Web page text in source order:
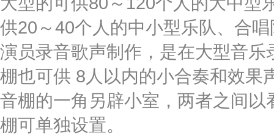
供20～40个人的中小型乐队、合
演员录音歌声制作，是在大型音
棚也可供 8人以内的小合奏和效果
音棚的一角另辟小室，两者之间
棚可单独设置。